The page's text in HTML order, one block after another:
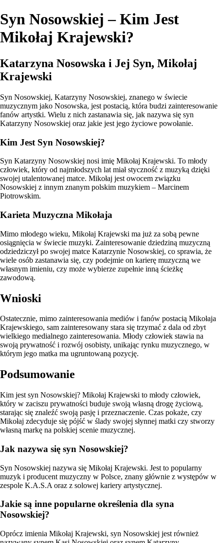
Syn Nosowskiej – Kim Jest
Mikołaj Krajewski?
Katarzyna Nosowska i Jej Syn, Mikołaj
Krajewski
Syn Nosowskiej, Katarzyny Nosowskiej, znanego w świecie
muzycznym jako Nosowska, jest postacią, która budzi zainteresowanie
fanów artystki. Wielu z nich zastanawia się, jak nazywa się syn
Katarzyny Nosowskiej oraz jakie jest jego życiowe powołanie.
Kim Jest Syn Nosowskiej?
Syn Katarzyny Nosowskiej nosi imię Mikołaj Krajewski. To młody
człowiek, który od najmłodszych lat miał styczność z muzyką dzięki
swojej utalentowanej matce. Mikołaj jest owocem związku
Nosowskiej z innym znanym polskim muzykiem – Marcinem
Piotrowskim.
Karieta Muzyczna Mikołaja
Mimo młodego wieku, Mikołaj Krajewski ma już za sobą pewne
osiągnięcia w świecie muzyki. Zainteresowanie dziedziną muzyczną
odziedziczył po swojej matce Katarzynie Nosowskiej, co sprawia, że
wiele osób zastanawia się, czy podejmie on karierę muzyczną we
własnym imieniu, czy może wybierze zupełnie inną ścieżkę
zawodową.
Wnioski
Ostatecznie, mimo zainteresowania mediów i fanów postacią Mikołaja
Krajewskiego, sam zainteresowany stara się trzymać z dala od zbyt
wielkiego medialnego zainteresowania. Młody człowiek stawia na
swoją prywatność i rozwój osobisty, unikając rynku muzycznego, w
którym jego matka ma ugruntowaną pozycję.
Podsumowanie
Kim jest syn Nosowskiej? Mikołaj Krajewski to młody człowiek,
który w zaciszu prywatności buduje swoją własną drogę życiową,
starając się znaleźć swoją pasję i przeznaczenie. Czas pokaże, czy
Mikołaj zdecyduje się pójść w ślady swojej słynnej matki czy stworzy
własną markę na polskiej scenie muzycznej.
Jak nazywa się syn Nosowskiej?
Syn Nosowskiej nazywa się Mikołaj Krajewski. Jest to popularny
muzyk i producent muzyczny w Polsce, znany głównie z występów w
zespole K.A.S.A oraz z solowej kariery artystycznej.
Jakie są inne popularne określenia dla syna
Nosowskiej?
Oprócz imienia Mikołaj Krajewski, syn Nosowskiej jest również